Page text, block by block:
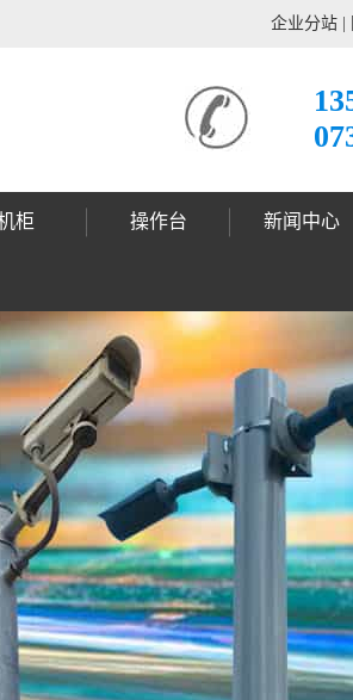
企业分站
柜 操作台 新闻中心